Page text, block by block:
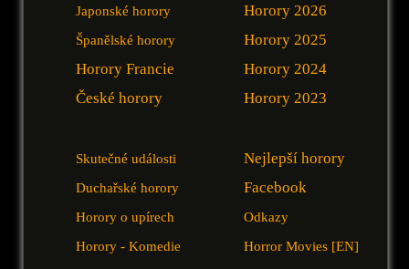
Japonské horory
Španělské horory
Horory Francie
České horory
Horory 2026
Horory 2025
Horory 2024
Horory 2023
Skutečné události
Duchařské horory
Horory o upírech
Horory - Komedie
Nejlepší horory
Facebook
Odkazy
Horror Movies [EN]